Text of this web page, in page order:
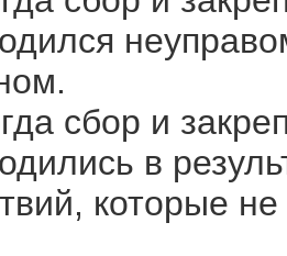
сбор и
в
которые